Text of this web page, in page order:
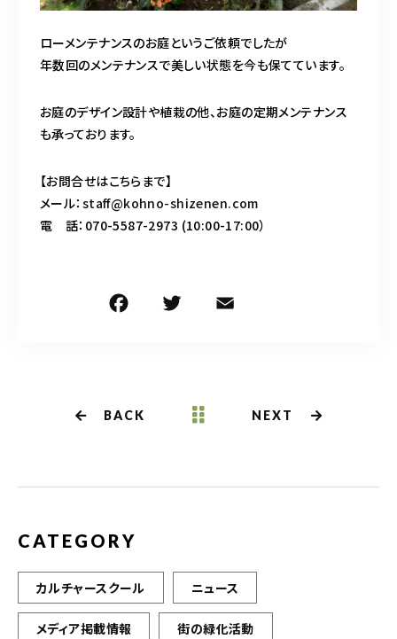
ローメンテナンスのお庭というご依頼でしたが
年数回のメンテナンスで美しい状態を今も保てています。
お庭のデザイン設計や植栽の他、お庭の定期メンテナンス
も承っております。
【お問合せはこちらまで】
メール： staff@kohno-shizenen.com
電 話：070-5587-2973 (10:00-17:00）
b r
BACK NEXT
CATEGORY
カルチャースクール ニュース
メディア掲載情報 街の緑化活動